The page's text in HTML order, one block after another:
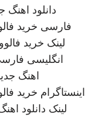
دانلود اهنگ
فارسی خرید
لینک خرید
انگلیسی
اهنگ
اینستاگرام خرید
لینک دانلود